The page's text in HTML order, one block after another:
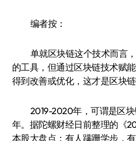
编者按：
单就区块链这个技术而言
的工具，但通过区块链技术赋
得到改善或优化，这才是区块链
2019-2020年，可谓是区
年。据陀螺财经日前整理的《
本股大盘点：有人蹒跚学步，